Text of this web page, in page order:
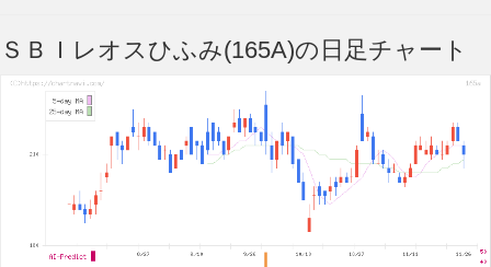
ＳＢＩレオスひふみ(165A)の日足チャート